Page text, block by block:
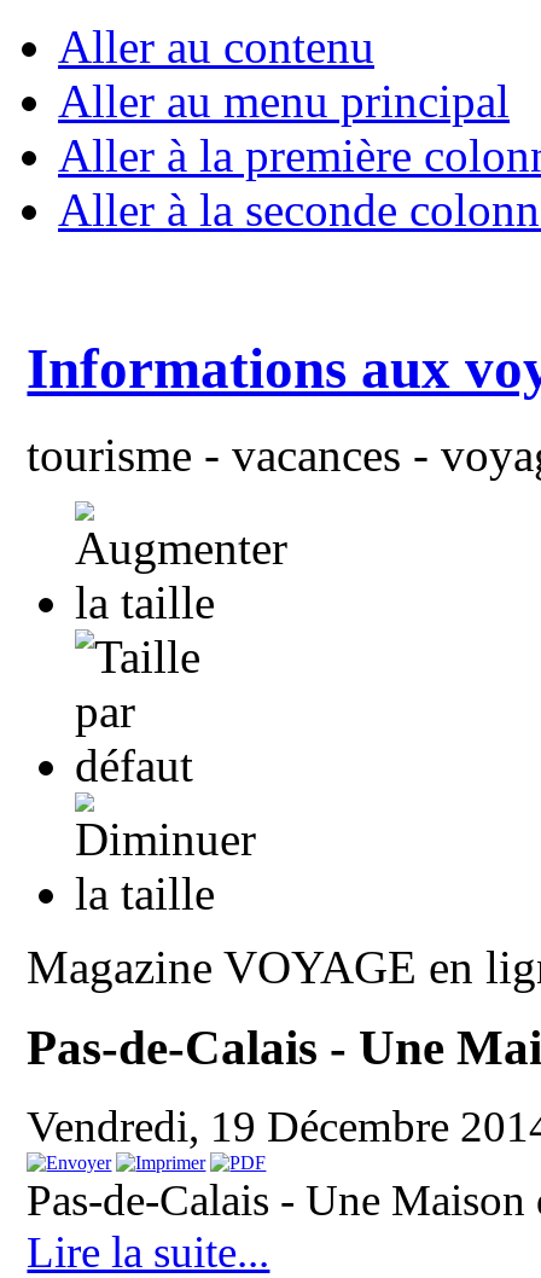
Aller au contenu
Aller au menu principal
Aller à la première
Aller à la seconde
Informations aux
tourisme - vacances -
Magazine VOYAGE en
Pas-de-Calais - Une
Vendredi, 19 Décembre
Pas-de-Calais - Une
Lire la suite...